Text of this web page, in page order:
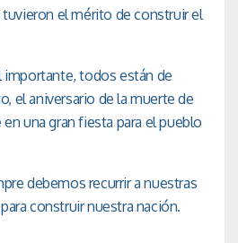
el mérito de construir el
todos están de
el aniversario de la muerte de
una gran fiesta para el pueblo
debemos recurrir a nuestras
construir nuestra nación.